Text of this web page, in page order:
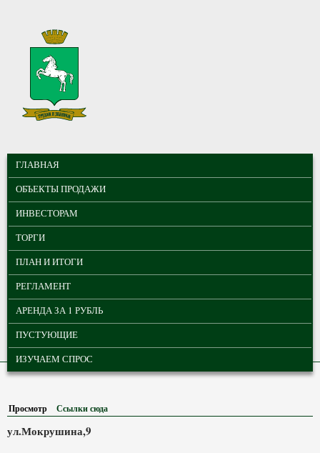
МУНИЦИПАЛЬНЫЕ
ТОРГИ ГОРОДА
ТОМСКА
ГЛАВНОЕ МЕНЮ
ГЛАВНАЯ
ОБЪЕКТЫ ПРОДАЖИ
ИНВЕСТОРАМ
ТОРГИ
ПЛАН И ИТОГИ
РЕГЛАМЕНТ
АРЕНДА ЗА 1 РУБЛЬ
ПУСТУЮЩИЕ
ИЗУЧАЕМ СПРОС
Просмотр (активная вкладка)
Ссылки сюда
ул.Мокрушина,9